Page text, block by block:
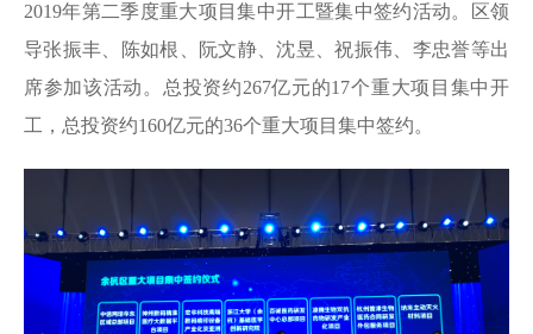
2019年第二季度重大项目集中开工暨集中签约活动。区领
导张振丰、陈如根、阮文静、沈昱、祝振伟、李忠誉等出
席参加该活动。总投资约267亿元的17个重大项目集中开
工，总投资约160亿元的36个重大项目集中签约。